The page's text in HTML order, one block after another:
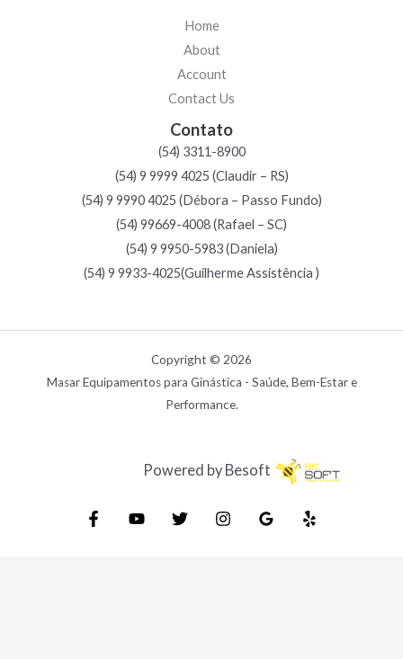
Home
About
Account
Contact Us
Contato
(54) 3311-8900
(54) 9 9999 4025 (Claudir – RS)
(54) 9 9990 4025 (Débora – Passo Fundo)
(54) 99669-4008 (Rafael – SC)
(54) 9 9950-5983 (Daniela)
(54) 9 9933-4025(Guilherme Assistência )
Copyright © 2026
Masar Equipamentos para Ginástica - Saúde, Bem-Estar e
Performance.
Powered by Besoft